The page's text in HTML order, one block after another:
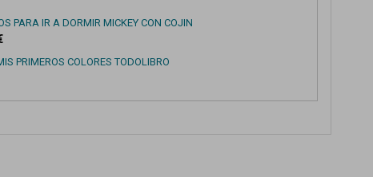
PARA IR A DORMIR MICKEY CON COJIN
PRIMEROS COLORES TODOLIBRO